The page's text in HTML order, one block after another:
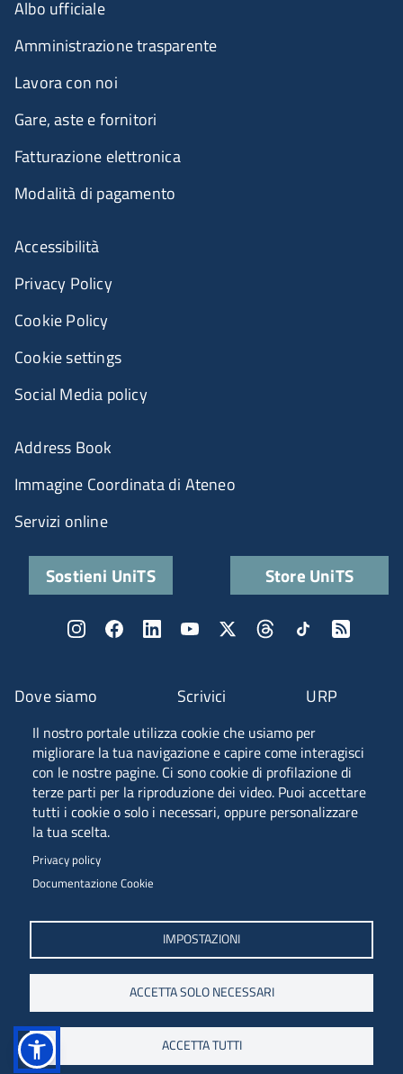
Il nostro portale utilizza cookie che usiamo per
migliorare la tua navigazione e capire come interagisci
con le nostre pagine. Ci sono cookie di profilazione di
terze parti per la riproduzione dei video. Puoi accettare
tutti i cookie o solo i necessari, oppure personalizzare
la tua scelta.
Privacy policy
Documentazione Cookie
IMPOSTAZIONI
ACCETTA SOLO NECESSARI
ACCETTA TUTTI
Piazzale Europa, 1 - 34127 - Trieste, Italia -
Tel. +39 040 558 7111 - P.IVA 00211830328
C.F. 80013890324 - P.E.C. ateneo@pec.units.it
Fascia A ANVUR
Dove siamo Scrivici URP
Albo ufficiale
Amministrazione trasparente
Lavora con noi
Gare, aste e fornitori
Fatturazione elettronica
Modalità di pagamento
Accessibilità
Privacy Policy
Cookie Policy
Cookie settings
Social Media policy
Address Book
Immagine Coordinata di Ateneo
Servizi online
Sostieni UniTS Store UniTS